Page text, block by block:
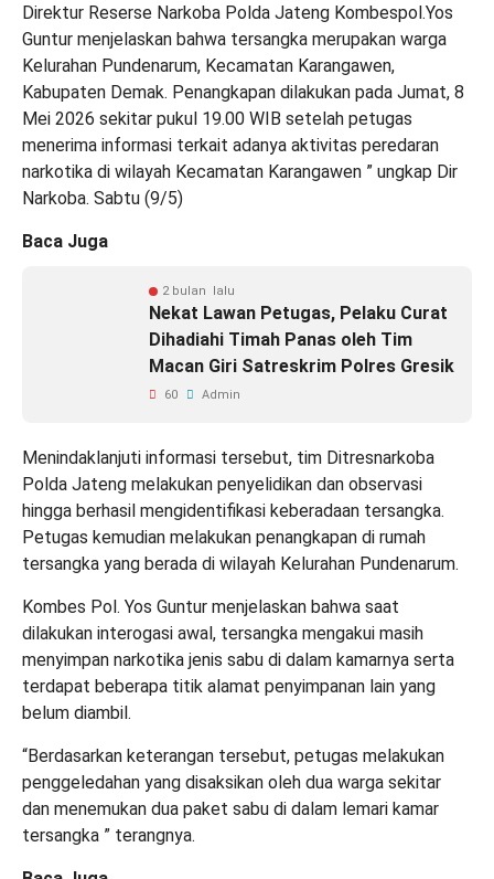
Direktur Reserse Narkoba Polda Jateng Kombespol.Yos
Guntur menjelaskan bahwa tersangka merupakan warga
Kelurahan Pundenarum, Kecamatan Karangawen,
Kabupaten Demak. Penangkapan dilakukan pada Jumat, 8
Mei 2026 sekitar pukul 19.00 WIB setelah petugas
menerima informasi terkait adanya aktivitas peredaran
narkotika di wilayah Kecamatan Karangawen ” ungkap Dir
Narkoba. Sabtu (9/5)
Baca Juga
2 bulan lalu
Nekat Lawan Petugas, Pelaku Curat
Dihadiahi Timah Panas oleh Tim
Macan Giri Satreskrim Polres Gresik
60 Admin
Menindaklanjuti informasi tersebut, tim Ditresnarkoba
Polda Jateng melakukan penyelidikan dan observasi
hingga berhasil mengidentifikasi keberadaan tersangka.
Petugas kemudian melakukan penangkapan di rumah
tersangka yang berada di wilayah Kelurahan Pundenarum.
Kombes Pol. Yos Guntur menjelaskan bahwa saat
dilakukan interogasi awal, tersangka mengakui masih
menyimpan narkotika jenis sabu di dalam kamarnya serta
terdapat beberapa titik alamat penyimpanan lain yang
belum diambil.
“Berdasarkan keterangan tersebut, petugas melakukan
penggeledahan yang disaksikan oleh dua warga sekitar
dan menemukan dua paket sabu di dalam lemari kamar
tersangka ” terangnya.